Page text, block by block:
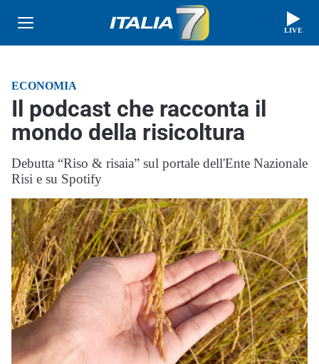
LIVE
ECONOMIA
Il podcast che racconta il
mondo della risicoltura
Debutta “Riso & risaia” sul portale dell'Ente Nazionale
Risi e su Spotify